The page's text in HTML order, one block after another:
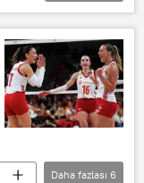
Daha fazlası 6